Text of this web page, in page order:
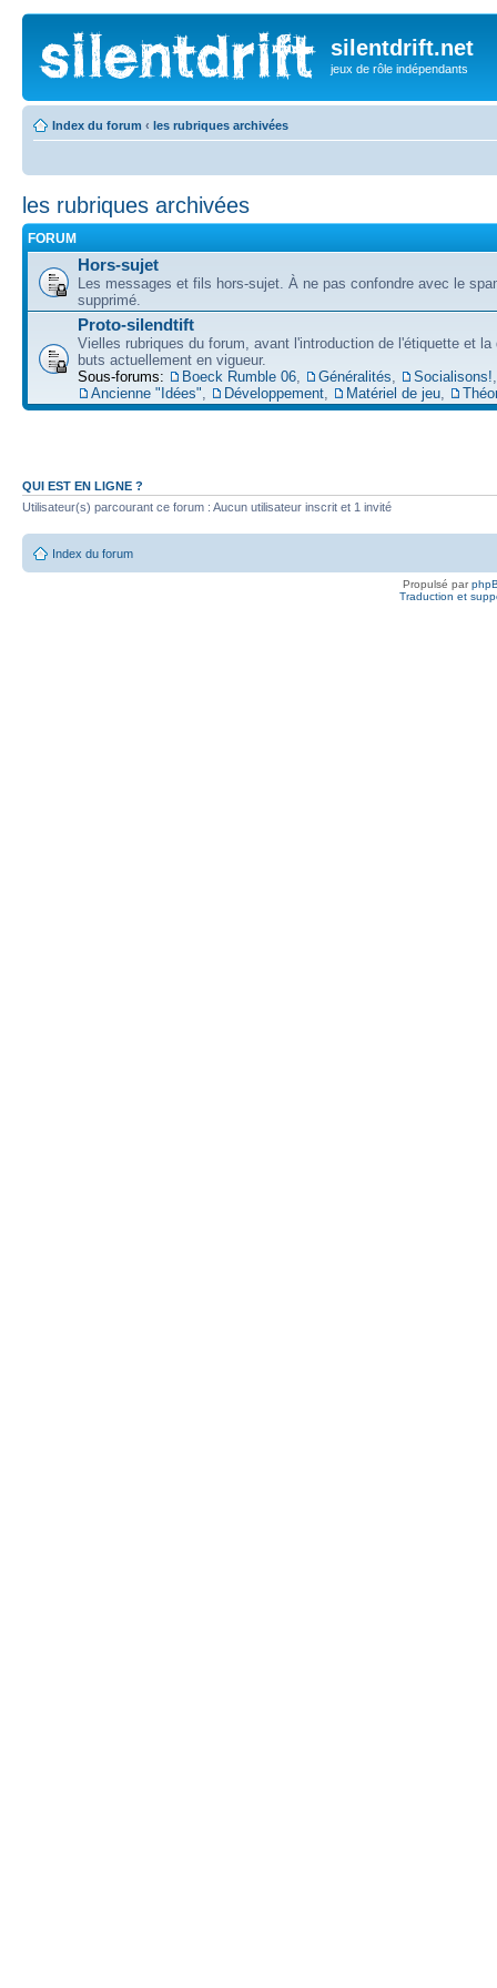
silentdrift.net
jeux de rôle indépendants
Index du forum ‹ les rubriques archivées
les rubriques archivées
FORUM
Hors-sujet
Les messages et fils hors-sujet. À ne pas confondre avec le
supprimé.
Proto-silendtift
Vielles rubriques du forum, avant l'introduction de l'étiquette et la
buts actuellement en vigueur.
Sous-forums:
Boeck Rumble 06 Généralités Socialisons!
Ancienne "Idées"
Développement Matériel de jeu
QUI EST EN LIGNE ?
Utilisateur(s) parcourant ce forum : Aucun utilisateur inscrit et 1 invité
Index du forum
Propulsé par
Traduction et